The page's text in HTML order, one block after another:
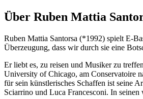
Über Ruben Mattia
Ruben Mattia Santorsa (*1992) spielt E-
Überzeugung, dass wir durch sie eine
Er liebt es, zu reisen und Musiker zu
University of Chicago, am Conservatoire
für sein künstlerisches Schaffen ist seine
Sciarrino und Luca Francesconi. In